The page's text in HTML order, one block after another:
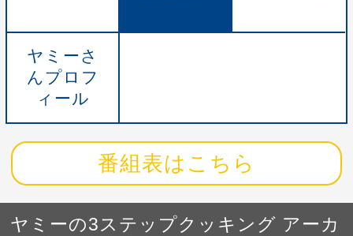
ヤミーさ
んプロフ
ィール
番組表はこちら
ヤミーの3ステップクッキング アーカ